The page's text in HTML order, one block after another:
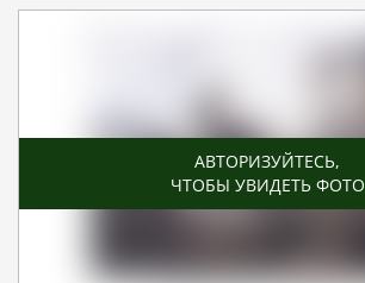
АВТОРИЗУЙТЕСЬ,
ЧТОБЫ УВИДЕТЬ ФОТО